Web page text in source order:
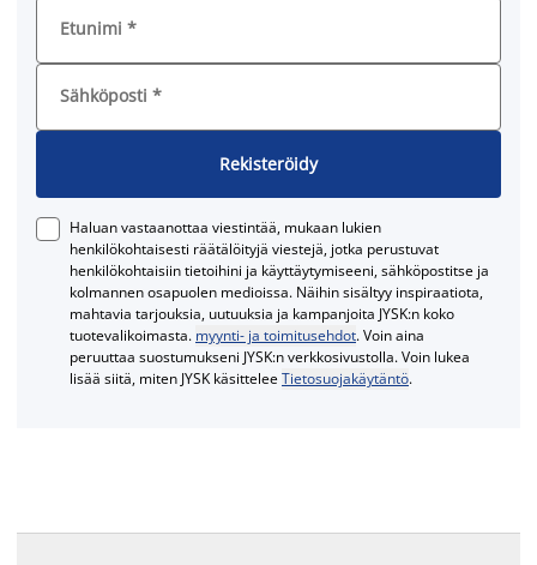
Etunimi *
Sähköposti *
Rekisteröidy
Haluan vastaanottaa viestintää, mukaan lukien
henkilökohtaisesti räätälöityjä viestejä, jotka perustuvat
henkilökohtaisiin tietoihini ja käyttäytymiseeni, sähköpostitse ja
kolmannen osapuolen medioissa. Näihin sisältyy inspiraatiota,
mahtavia tarjouksia, uutuuksia ja kampanjoita JYSK:n koko
tuotevalikoimasta. myynti- ja toimitusehdot. Voin aina
peruuttaa suostumukseni JYSK:n verkkosivustolla. Voin lukea
lisää siitä, miten JYSK käsitteleeTietosuojakäytäntö.